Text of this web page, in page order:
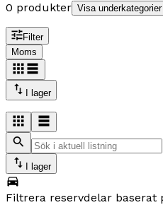
0 produkter Visa underkategorier
Filter
Moms
I lager
I lager
Filtrera reservdelar baserat